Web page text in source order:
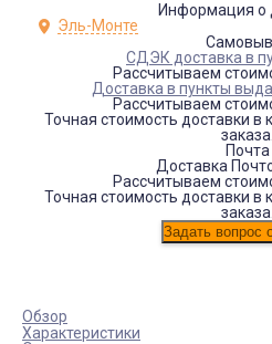
Информация о
Эль-Монте
СДЭК доставка в
Рассчитываем
Доставка в пункты
Рассчитываем
Точная стоимость доставки
заказа.
Почта
Доставка
Рассчитываем
Точная стоимость доставки
заказа.
Обзор
Характеристики